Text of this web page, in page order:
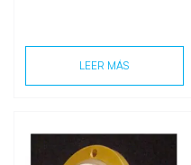
LEER MÁS